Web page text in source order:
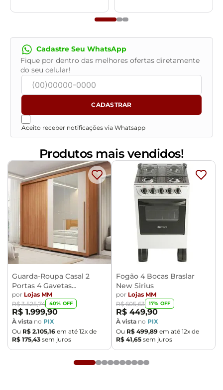
resistência e qualidade sem riscar o piso.
Produto entregue desmontado, acompanha manual de
montagem.
- Por se tratar de estofado as medidas podem ter uma
pequena variação de até 3 cm.
- A tonalidade do produto real poderá ter ligeira
variação devido o lote de tecidos.
- A limpeza deve ser feita com pano levemente
umedecido em água limpa, sem esfregar, não utilizar
produtos abrasivos, desengordurantes, álcool ou
solvente.
Observações importantes:
- Produto para uso residencial em ambiente interno,
não devendo ficar exposto diretamente ao sol, calor e
- Pode haver alguma diferença de tonalidade entre a
imagem e o produto real, por conta do tratamento de
imagens e a calibração de cores do seu monitor.
- As imagens são meramente ilustrativas, não
acompanham objetos de decoração e eletrônicos.
- Ao receber a mercadoria, o cliente deve verificar as
condições da embalagem, caso haja alguma avaria não
assine o comprovante de recebimento.
- Montagem, desmontagem e outras instalações serão
de responsabilidade do cliente. Não nos
responsabilizamos, no ato da entrega, por subir
escadas/elevadores ou pelo transporte por guincho em
apartamentos. Eventuais despesas são de
responsabilidade do comprador.
Cadastre Seu WhatsApp
Fique por dentro das melhores ofertas diretamente
do seu celular!
CADASTRAR
Aceito receber notificações via Whatsapp
Produtos mais vendidos!
Guarda-Roupa Casal 2
Portas 4 Gavetas
Caemmun Moviment
por Lojas MM
R$ 3.525,74 40% OFF
R$ 1.999,90
À vista no PIX
Ou R$ 2.105,16 em até 12x de
R$ 175,43 sem juros
Fogão 4 Bocas Braslar
New Sirius
por Lojas MM
R$ 605,63 17% OFF
R$ 449,90
À vista no PIX
Ou R$ 499,89 em até 12x de
R$ 41,65 sem juros